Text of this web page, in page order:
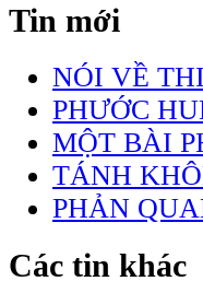
Tin mới
NÓI VỀ
PHƯỚC
MỘT BÀI
TÁNH
PHẢN
Các tin khác